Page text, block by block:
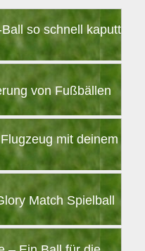
so schnell kaputt
von Fußbällen
mit deinem
Match Spielball